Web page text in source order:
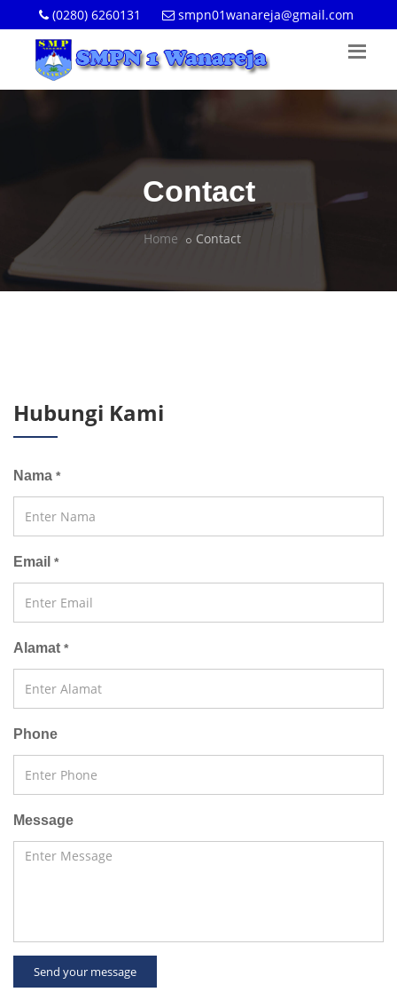
(0280) 6260131 smpn01wanareja@gmail.com
Contact
Home Contact
Hubungi Kami
Nama *
Email *
Alamat *
Phone
Message
Send your message